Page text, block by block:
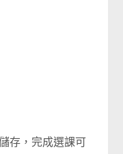
存，完成選課可